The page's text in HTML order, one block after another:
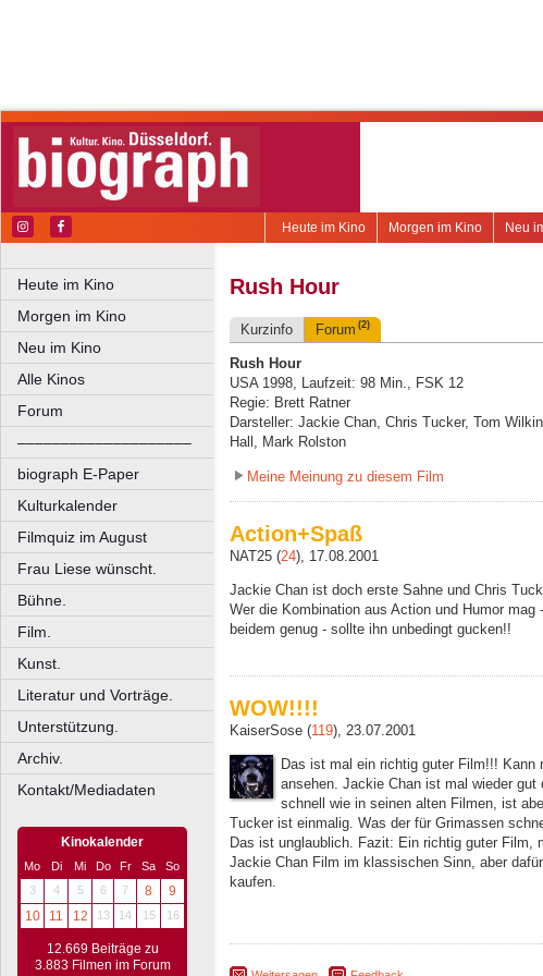
Neu
Morgen im Kino
Heute im Kino
Heute im Kino
Morgen im Kino
Neu im Kino
Alle Kinos
Forum
––––––––––––––––––––
biograph E-Paper
Kulturkalender
Filmquiz im August
Frau Liese wünscht.
Bühne.
Film.
Kunst.
Literatur und Vorträge.
Unterstützung.
Archiv.
Kontakt/Mediadaten
Kinokalender
Mo Di Mi Do Fr Sa
So
3
4 5 6 7 8
9
10
11 12 13 14 15 16
12.669 Beiträge zu
3.883 Filmen im Forum
Rush Hour
Kurzinfo Forum (2)
Rush Hour
USA 1998, Laufzeit: 98 Min., FSK 12
Regie: Brett Ratner
Darsteller: Jackie Chan, Chris Tucker, Tom
Hall, Mark Rolston
Meine Meinung zu diesem Film
Action+Spaß
NAT25 (24), 17.08.2001
Jackie Chan ist doch erste Sahne und Chris
Wer die Kombination aus Action und Humor
beidem genug - sollte ihn unbedingt gucken!!
WOW!!!!
KaiserSose (119), 23.07.2001
Das ist mal ein richtig guter Film!!! Kann
ansehen. Jackie Chan ist mal wieder
schnell wie in seinen alten Filmen, ist
Tucker ist einmalig. Was der für Grimassen
Das ist unglaublich. Fazit: Ein richtig guter Film,
Jackie Chan Film im klassischen Sinn, aber
kaufen.